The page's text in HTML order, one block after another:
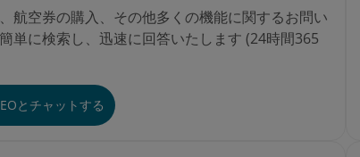
航空券の購入、その他多くの機能に関するお問い
単に検索し、迅速に回答いたします (24時間365
とチャットする